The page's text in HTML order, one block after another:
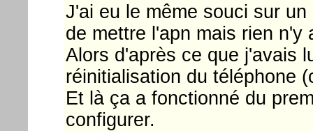
J'ai eu le même souci sur
de mettre l'apn mais rien n'y
Alors d'après ce que j'avais
réinitialisation du téléphone
Et là ça a fonctionné du
configurer.